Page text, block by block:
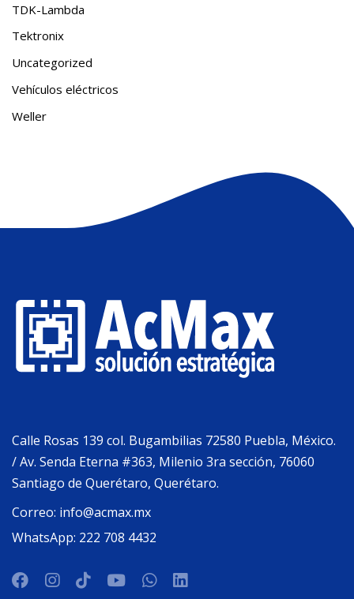
TDK-Lambda
Tektronix
Uncategorized
Vehículos eléctricos
Weller
Calle Rosas 139 col. Bugambilias 72580 Puebla, México.
/ Av. Senda Eterna #363, Milenio 3ra sección, 76060
Santiago de Querétaro, Querétaro.
Correo: info@acmax.mx
WhatsApp: 222 708 4432